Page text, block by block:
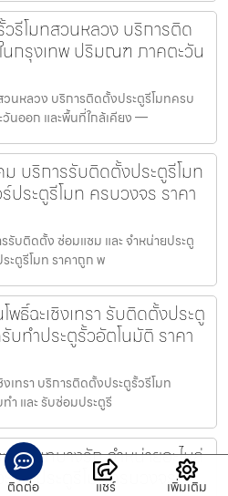
รีโมทสวนหลวง บริการติด
นกรุงเทพ ปริมณฑ ภาคตะวัน
นหลวง บริการติดตั้งประตูรีโมทครบ
นออก และพื้นที่ใกล้เคียง —
บริการรับติดตั้งประตูรีโมท
ประตูรีโมท ครบวงจร ราคา
บติดตั้ง ซ่อมแซม และ จำหน่ายประตู
ะตูรีโมท ราคาถูก พ
พธิ์ฉะเชิงเทรา รับติดตั้งประตู
บทำประตูรั้วอัตโนมัติ ราคา
เทรา บริการติดตั้งประตูรั้วรีโมท
ำ และ รับซ่อมประตูรี
รีโมทบางรัก จำหน่ายอะไหล่
ไหล่ประตูรีโมทครบวงจร
ติดต่อ แชร์ เพิ่มเติม